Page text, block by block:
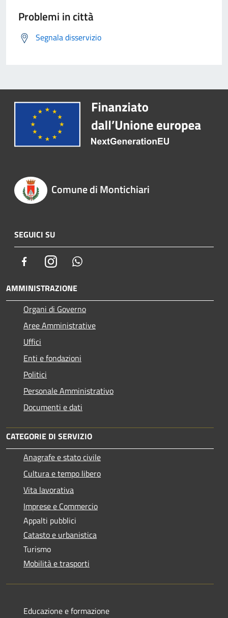
Problemi in città
Segnala disservizio
Comune di Montichiari
SEGUICI SU
FacebookInstagram
AMMINISTRAZIONE
Organi di Governo
Aree Amministrative
Uffici
Enti e fondazioni
Politici
Personale Amministrativo
Documenti e dati
CATEGORIE DI SERVIZIO
Anagrafe e stato civile
Cultura e tempo libero
Vita lavorativa
Imprese e Commercio
Appalti pubblici
Catasto e urbanistica
Turismo
Mobilità e trasporti
Educazione e formazione